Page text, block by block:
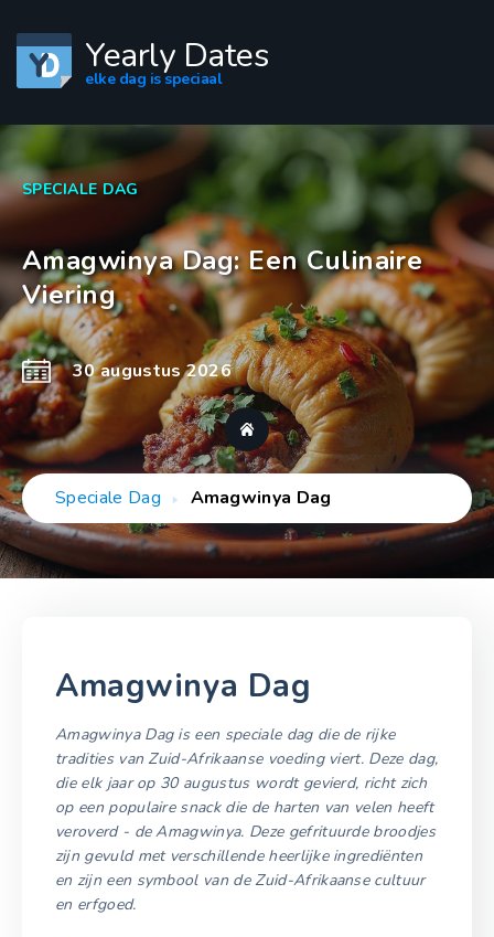
Yearly Dates
elke dag is speciaal
SPECIALE DAG
Amagwinya Dag: Een Culinaire
Viering
30 augustus 2026
Speciale Dag Amagwinya Dag
Amagwinya Dag
Amagwinya Dag is een speciale dag die de rijke
tradities van Zuid-Afrikaanse voeding viert. Deze dag,
die elk jaar op 30 augustus wordt gevierd, richt zich
op een populaire snack die de harten van velen heeft
veroverd - de Amagwinya. Deze gefrituurde broodjes
zijn gevuld met verschillende heerlijke ingrediënten
en zijn een symbool van de Zuid-Afrikaanse cultuur
en erfgoed.